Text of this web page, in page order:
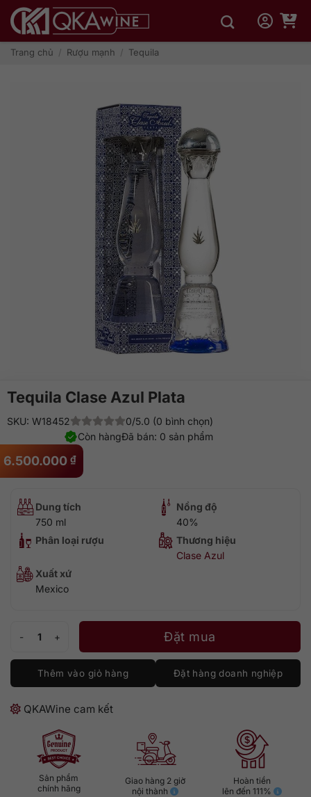
qua
dungTrang chủ / Rượu mạnh / Tequila
Tequila Clase Azul Plata
6.500.000 ₫
SKU: W18452
0/5.0 (0 bình chọn)
Đã bán: 0 sản phẩm
Còn hàng
Dung tích
750 ml
Nồng độ
40%
Phân loại rượu
Thương hiệu
Clase Azul
Xuất xứ
Mexico
Đặt mua
Thêm vào giỏ hàng Đặt hàng doanh nghiệp
QKAWine cam kết
Sản phẩm
chính hãng
Giao hàng 2 giờ
nội thành
Hoàn tiền
lên đến 111%